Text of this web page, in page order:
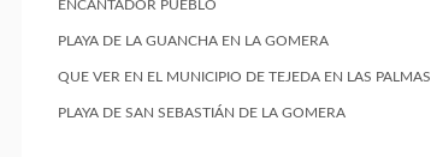
ENCANTADOR PUEBLO
PLAYA DE LA GUANCHA EN LA GOMERA
QUE VER EN EL MUNICIPIO DE TEJEDA EN LAS PALMAS
PLAYA DE SAN SEBASTIÁN DE LA GOMERA